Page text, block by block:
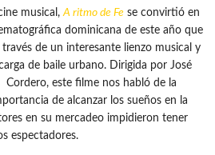
musical,A ritmo de Fe se convirtió en
dominicana de este año que
de un interesante lienzo musical y
de baile urbano. Dirigida por José
este filme nos habló de la
de alcanzar los sueños en la
en su mercadeo impidieron tener
espectadores.